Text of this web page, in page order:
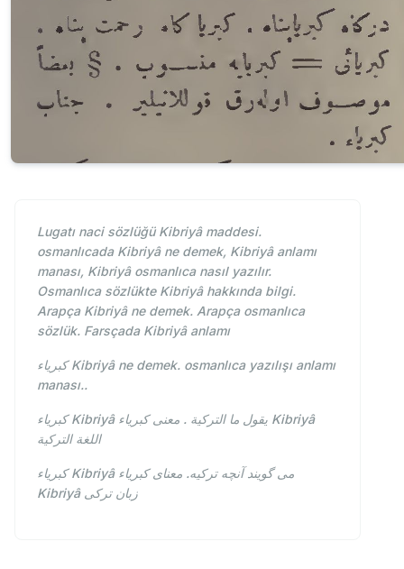
Lugatı naci sözlüğü Kibriyâ maddesi.
osmanlıcada Kibriyâ ne demek, Kibriyâ anlamı
manası, Kibriyâ osmanlıca nasıl yazılır.
Osmanlıca sözlükte Kibriyâ hakkında bilgi.
Arapça Kibriyâ ne demek. Arapça osmanlıca
sözlük. Farsçada Kibriyâ anlamı
كبرياء Kibriyâ ne demek. osmanlıca yazılışı anlamı
manası..
كبرياء Kibriyâ يقول ما التركية . معنى كبرياء Kibriyâ
اللغة التركية
كبرياء Kibriyâ می گویند آنچه ترکیه. معنای كبرياء
Kibriyâ زبان ترکی